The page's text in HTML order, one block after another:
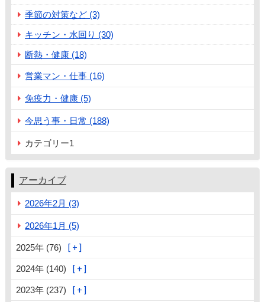
季節の対策など (3)
キッチン・水回り (30)
断熱・健康 (18)
営業マン・仕事 (16)
免疫力・健康 (5)
今思う事・日常 (188)
カテゴリー1
アーカイブ
2026年2月 (3)
2026年1月 (5)
2025年 (76)
2024年 (140)
2023年 (237)